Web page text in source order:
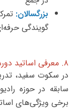
بزرگسالان:
گویندگی
۸. معرفی اساتید دوره در آموزشگاه سکوت سفید
در سکوت سفید،
سابقه در حوزه
برخی ویژگی‌های